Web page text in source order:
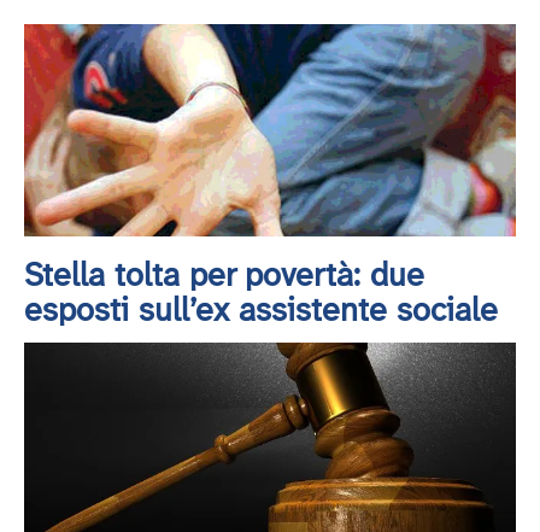
Stella tolta per povertà: due
esposti sull’ex assistente sociale